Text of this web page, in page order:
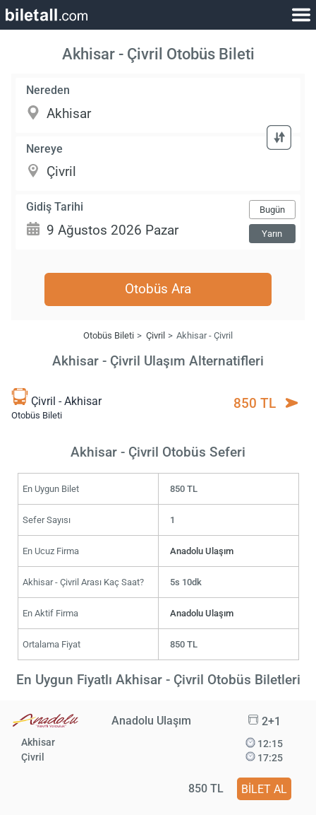
Akhisar - Çivril Otobüs Bileti
Nereden
Nereye
Gidiş Tarihi Bugün
Yarın
Otobüs Ara
Otobüs Bileti Çivril Akhisar - Çivril
Akhisar - Çivril Ulaşım Alternatifleri
Çivril - Akhisar
Otobüs Bileti
850 TL
Akhisar - Çivril Otobüs Seferi
En Uygun Bilet 850 TL
Sefer Sayısı 1
En Ucuz Firma Anadolu Ulaşım
Akhisar - Çivril Arası Kaç Saat? 5s 10dk
En Aktif Firma Anadolu Ulaşım
Ortalama Fiyat 850 TL
En Uygun Fiyatlı Akhisar - Çivril Otobüs Biletleri
Anadolu Ulaşım 2+1
Akhisar
Çivril
12:15
17:25
850 TL BİLET AL